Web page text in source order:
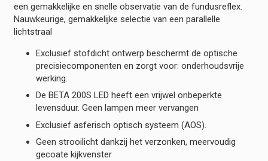
een gemakkelijke en snelle observatie van de fundusreflex.
Nauwkeurige, gemakkelijke selectie van een parallelle
lichtstraal
Exclusief stofdicht ontwerp beschermt de optische
precisiecomponenten en zorgt voor: onderhoudsvrije
werking.
De BETA 200S LED heeft een vrijwel onbeperkte
levensduur. Geen lampen meer vervangen
Exclusief asferisch optisch systeem (AOS).
Geen strooilicht dankzij het verzonken, meervoudig
gecoate kijkvenster